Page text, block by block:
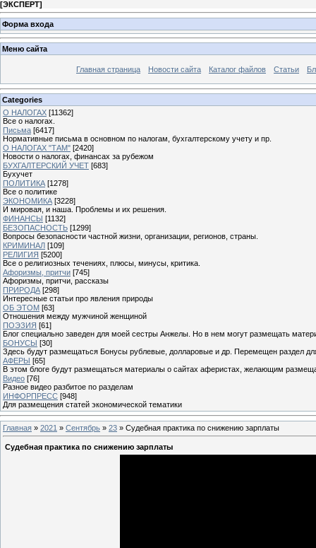
[ЭКСПЕРТ]
Форма входа
Меню сайта
Главная страница Новости сайта Каталог файлов Статьи
Categories
О НАЛОГАХ [11362]
Все о налогах.
Письма [6417]
Нормативные письма в основном по налогам, бухгалтерскому учету и пр.
О НАЛОГАХ "ТАМ" [2420]
Новости о налогах, финансах за рубежом
БУХГАЛТЕРСКИЙ УЧЕТ [683]
Бухучет
ПОЛИТИКА [1278]
Все о политике
ЭКОНОМИКА [3228]
И мировая, и наша. Проблемы и их решения.
ФИНАНСЫ [1132]
БЕЗОПАСНОСТЬ [1299]
Вопросы безопасности частной жизни, организации, регионов, страны.
КРИМИНАЛ [109]
РЕЛИГИЯ [5200]
Все о религиозных течениях, плюсы, минусы, критика.
Афоризмы, притчи [745]
Афоризмы, притчи, рассказы
ПРИРОДА [298]
Интересные статьи про явления природы
ОБ ЭТОМ [63]
Отношения между мужчиной женщиной
ПОЭЗИЯ [61]
Блог специально заведен для моей сестры Анжелы. Но в нем могут размещать
БОНУСЫ [30]
Здесь будут размещаться Бонусы рублевые, долларовые и др. Перемещен раздел
АФЕРЫ [65]
В этом блоге будут размещаться материалы о сайтах аферистах, желающим
Видео [76]
Разное видео разбитое по разделам
ИНФОРПРЕСС [948]
Для размещения статей экономической тематики
Главная » 2021 » Сентябрь » 23 » Судебная практика по снижению зарплаты
Судебная практика по снижению зарплаты